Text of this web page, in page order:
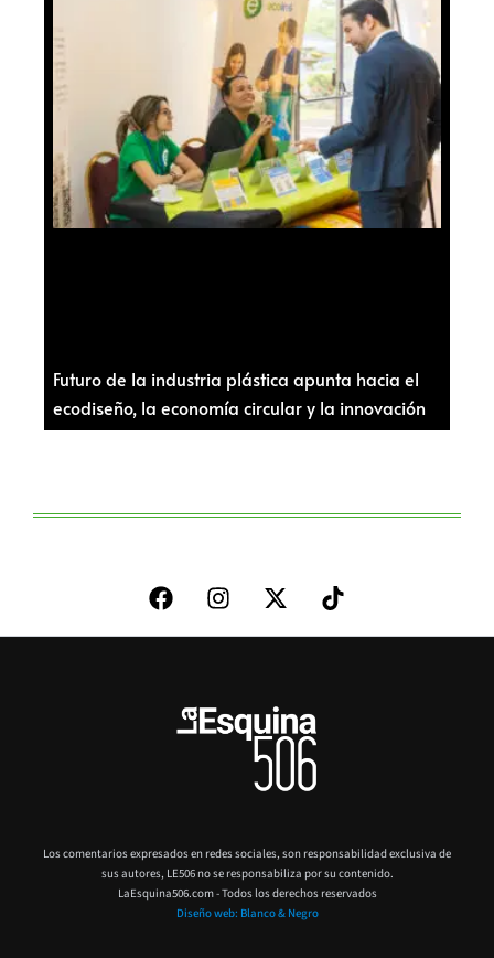
Futuro de la industria plástica apunta hacia el
ecodiseño, la economía circular y la innovación
Los comentarios expresados en redes sociales, son responsabilidad exclusiva de
sus autores, LE506 no se responsabiliza por su contenido.
LaEsquina506.com - Todos los derechos reservados
Diseño web: Blanco & Negro